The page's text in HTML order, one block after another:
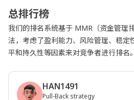
总排行榜
我们的排名系统基于 MMR（资金管理
法，考虑了盈利能力、风险管理、稳定
平和持久性等因素来对竞争者进行排名。
HAN1491
Pull-Back strategy